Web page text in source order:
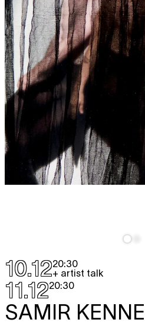
10.1220:30
+ artist talk
11.1220:30
SAMIR